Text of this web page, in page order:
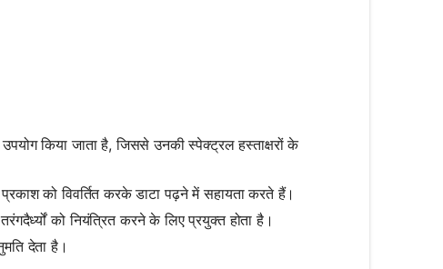
किया जाता है, जिससे उनकी स्पेक्ट्रल हस्ताक्षरों के
को विवर्तित करके डाटा पढ़ने में सहायता करते हैं।
को नियंत्रित करने के लिए प्रयुक्त होता है।
देता है।